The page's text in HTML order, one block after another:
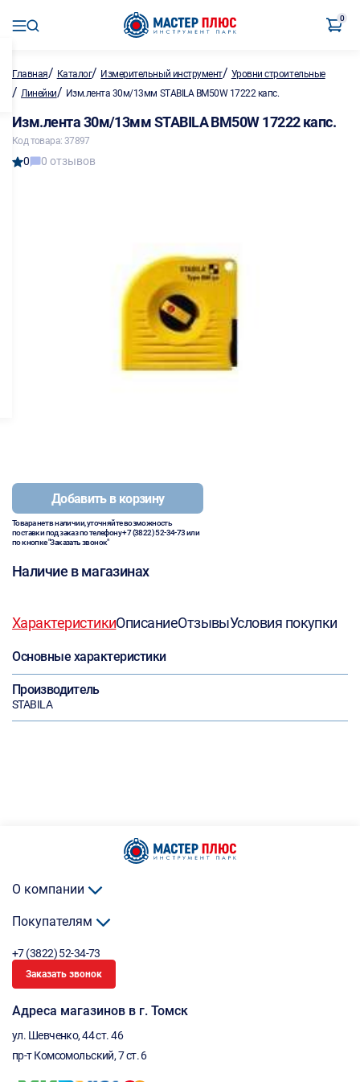
0
Главная/ Каталог/ Измерительный инструмент/ Уровни строительные
/ Линейки/ Изм.лента 30м/13мм STABILA ВМ50W 17222 капс.
Изм.лента 30м/13мм STABILA ВМ50W 17222 капс.
Код товара: 37897
0 0 отзывов
Добавить в корзину
Товара нет в наличии, уточняйте возможность
поставки под заказ по телефону+7 (3822) 52-34-73или
по кнопке "Заказать звонок"
Наличие в магазинах
ХарактеристикиОписаниеОтзывыУсловия покупки
Основные характеристики
Производитель
STABILA
О компании
Покупателям
+7 (3822) 52-34-73
Заказать звонок
Адреса магазинов в г. Томск
ул. Шевченко, 44 ст. 46
пр-т Комсомольский, 7 ст. 6